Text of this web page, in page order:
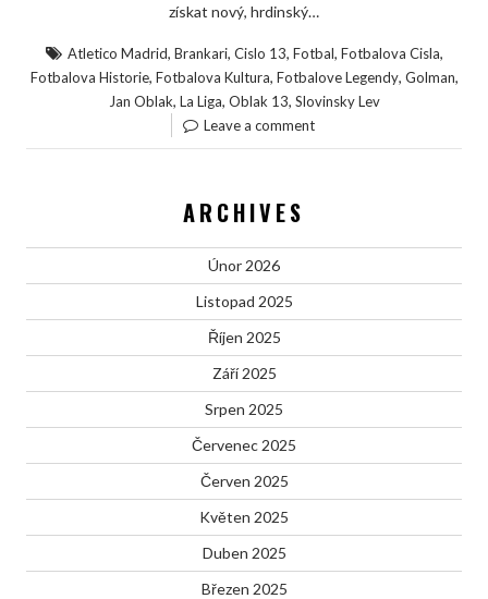
získat nový, hrdinský…
Atletico Madrid, Brankari, Cislo 13, Fotbal, Fotbalova Cisla,
Fotbalova Historie, Fotbalova Kultura, Fotbalove Legendy, Golman,
Jan Oblak, La Liga, Oblak 13, Slovinsky Lev
Leave a comment
ARCHIVES
Únor 2026
Listopad 2025
Říjen 2025
Září 2025
Srpen 2025
Červenec 2025
Červen 2025
Květen 2025
Duben 2025
Březen 2025